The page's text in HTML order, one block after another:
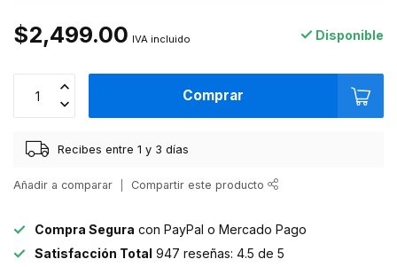
$2,499.00 IVA incluido Disponible
Comprar
Recibes entre 1 y 3 días
Añadir a comparar Compartir este producto
Compra Segura con PayPal o Mercado Pago
Satisfacción Total 947 reseñas: 4.5 de 5